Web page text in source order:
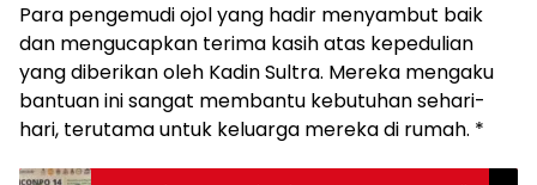
Para pengemudi ojol yang hadir menyambut baik
dan mengucapkan terima kasih atas kepedulian
yang diberikan oleh Kadin Sultra. Mereka mengaku
bantuan ini sangat membantu kebutuhan sehari-
hari, terutama untuk keluarga mereka di rumah. *